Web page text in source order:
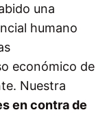
una
humano
económico de
Nuestra
en contra de